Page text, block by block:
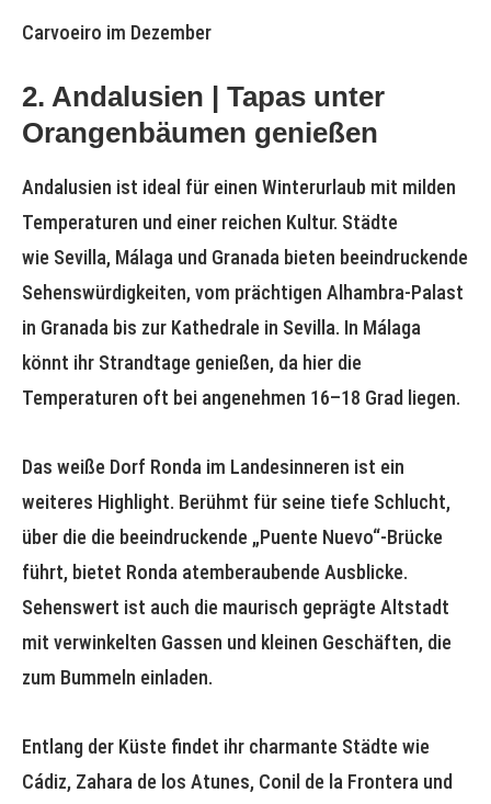
Carvoeiro im Dezember
2. Andalusien | Tapas unter
Orangenbäumen genießen
Andalusien ist ideal für einen Winterurlaub mit milden
Temperaturen und einer reichen Kultur. Städte
wie Sevilla, Málaga und Granada bieten beeindruckende
Sehenswürdigkeiten, vom prächtigen Alhambra-Palast
in Granada bis zur Kathedrale in Sevilla. In Málaga
könnt ihr Strandtage genießen, da hier die
Temperaturen oft bei angenehmen 16–18 Grad liegen.
Das weiße Dorf Ronda im Landesinneren ist ein
weiteres Highlight. Berühmt für seine tiefe Schlucht,
über die die beeindruckende „Puente Nuevo“-Brücke
führt, bietet Ronda atemberaubende Ausblicke.
Sehenswert ist auch die maurisch geprägte Altstadt
mit verwinkelten Gassen und kleinen Geschäften, die
zum Bummeln einladen.
Entlang der Küste findet ihr charmante Städte wie
Cádiz, Zahara de los Atunes, Conil de la Frontera und